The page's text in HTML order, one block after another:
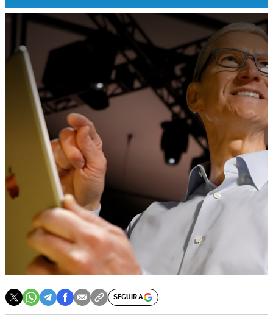
SEGUIR A